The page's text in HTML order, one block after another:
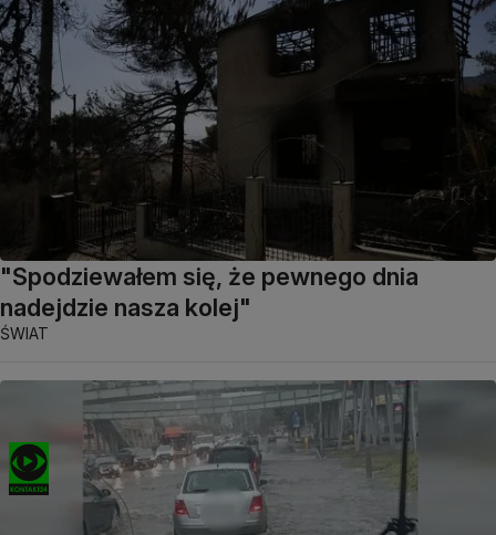
"Spodziewałem się, że pewnego dnia
nadejdzie nasza kolej"
ŚWIAT